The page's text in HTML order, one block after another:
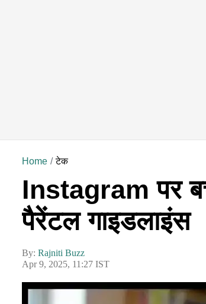
Home टेक
Instagram पर
पैरेंटल गाइडलाइंस
By: Rajniti Buzz
Apr 9, 2025, 11:27 IST